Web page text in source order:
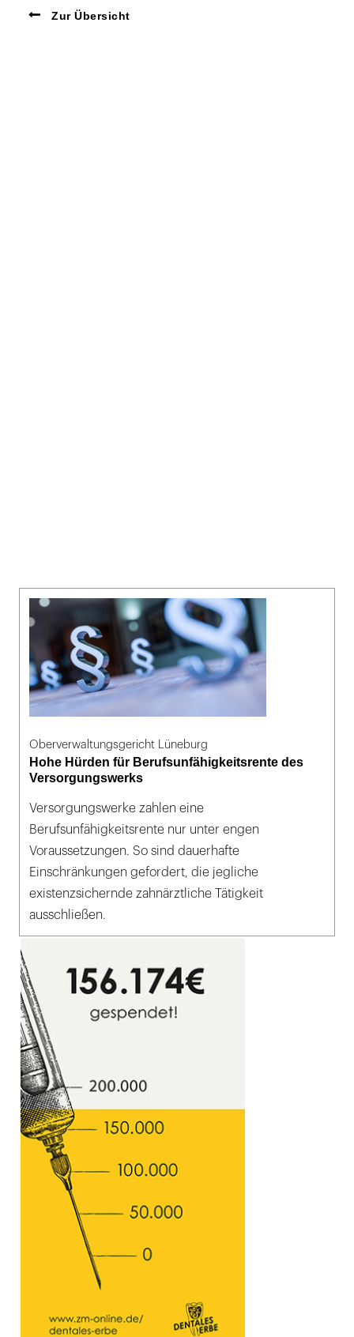
Zur Übersicht
Oberverwaltungsgericht Lüneburg
Hohe Hürden für Berufsunfähigkeitsrente des
Versorgungswerks
Versorgungswerke zahlen eine
Berufsunfähigkeitsrente nur unter engen
Voraussetzungen. So sind dauerhafte
Einschränkungen gefordert, die jegliche
existenzsichernde zahnärztliche Tätigkeit
ausschließen.